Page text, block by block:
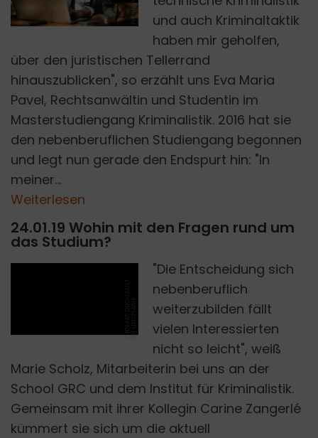
PIXABAY
und auch Kriminaltaktik
haben mir geholfen,
über den juristischen Tellerrand
hinauszublicken", so erzählt uns Eva Maria
Pavel, Rechtsanwältin und Studentin im
Masterstudiengang Kriminalistik. 2016 hat sie
den nebenberuflichen Studiengang begonnen
und legt nun gerade den Endspurt hin: "In
meiner...
Weiterlesen
24.01.19 Wohin mit den Fragen rund um
das Studium?
"Die Entscheidung sich
nebenberuflich
weiterzubilden fällt
vielen Interessierten
nicht so leicht", weiß
Marie Scholz, Mitarbeiterin bei uns an der
School GRC und dem Institut für Kriminalistik.
Gemeinsam mit ihrer Kollegin Carine Zangerlé
kümmert sie sich um die aktuell